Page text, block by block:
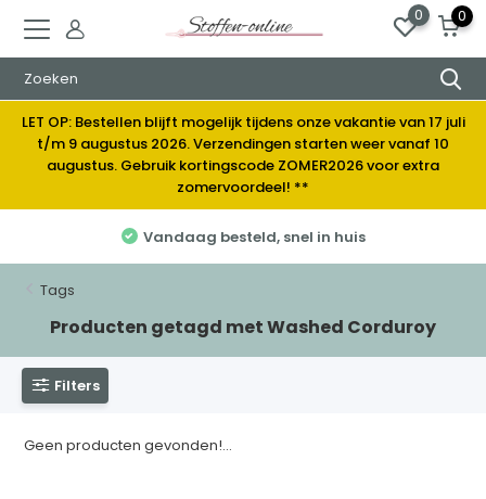
0 0
LET OP: Bestellen blijft mogelijk tijdens onze vakantie van 17 juli
t/m 9 augustus 2026. Verzendingen starten weer vanaf 10
augustus. Gebruik kortingscode ZOMER2026 voor extra
zomervoordeel! **
Vandaag besteld, snel in huis
Tags
Producten getagd met Washed Corduroy
Filters
Geen producten gevonden!...